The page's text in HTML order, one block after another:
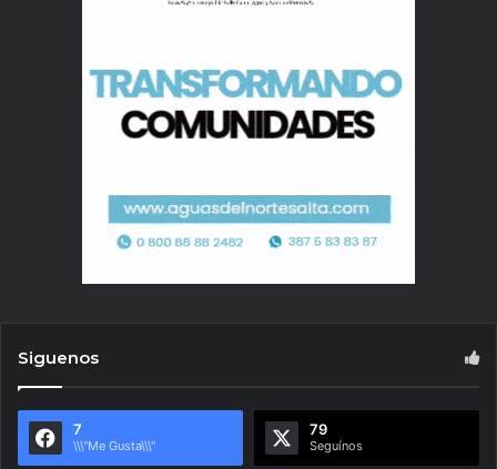
Siguenos
7
\\\"Me Gusta\\\"
79
Seguínos